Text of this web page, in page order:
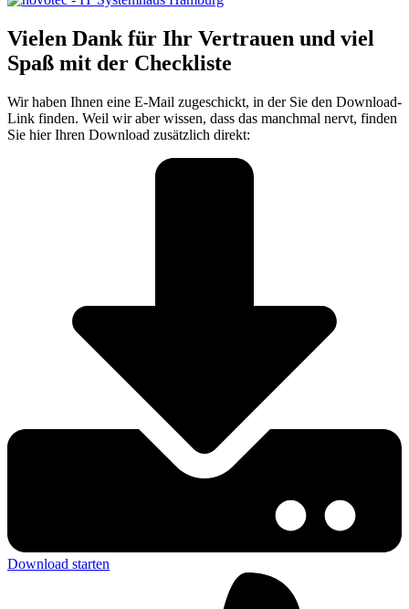
Vielen Dank für Ihr Vertrauen und viel
Spaß mit der Checkliste
Wir haben Ihnen eine E-Mail zugeschickt, in der Sie den Download-
Link finden. Weil wir aber wissen, dass das manchmal nervt, finden
Sie hier Ihren Download zusätzlich direkt:
Download starten